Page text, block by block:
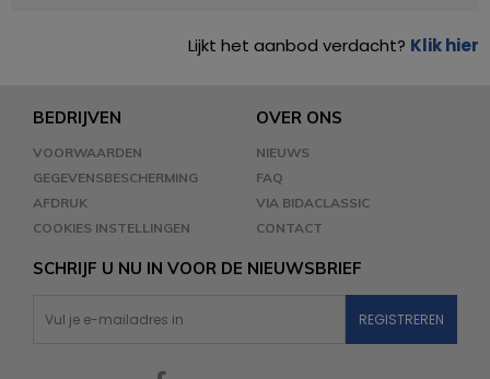
Lijkt het aanbod verdacht? Klik hier
BEDRIJVEN
VOORWAARDEN
GEGEVENSBESCHERMING
AFDRUK
COOKIES INSTELLINGEN
OVER ONS
NIEUWS
FAQ
VIA BIDACLASSIC
CONTACT
SCHRIJF U NU IN VOOR DE NIEUWSBRIEF